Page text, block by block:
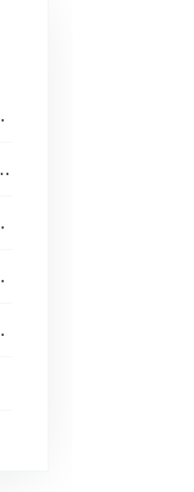
什么影响？
|烧七的原因是什么
地方？
以供研习
坐向大全